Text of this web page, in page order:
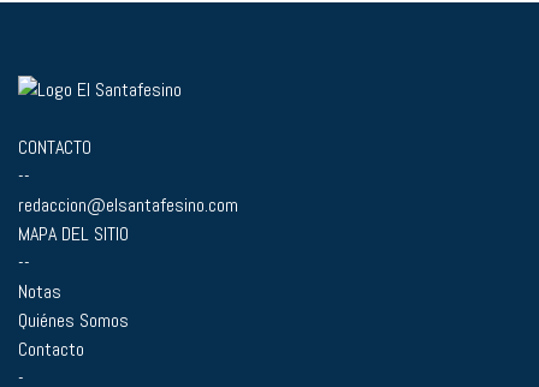
CONTACTO
--
redaccion@elsantafesino.com
MAPA DEL SITIO
--
Notas
Quiénes Somos
Contacto
-